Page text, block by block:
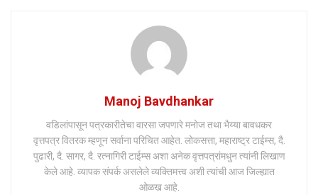
Manoj Bavdhankar
वडिलांपासून पत्रकारीतेचा वारसा जपणारे मनोज तथा भैय्या बावधकर
वृत्तपत्र वितरक म्हणून सर्वाना परिचित आहेत. लोकसत्ता, महाराष्ट्र टाईम्स, दै.
पुढारी, दै. सागर, दै. रत्नागिरी टाईम्स अशा अनेक वृत्तपत्रांमधुन त्यांनी लिखाण
केले आहे. व्यापक संपर्क असलेले व्यक्तिमत्त्व अशी त्यांची आज जिल्ह्यात
ओळख आहे.